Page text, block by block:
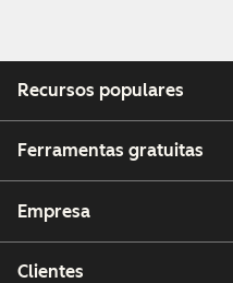
Recursos populares
Ferramentas gratuitas
Empresa
Clientes